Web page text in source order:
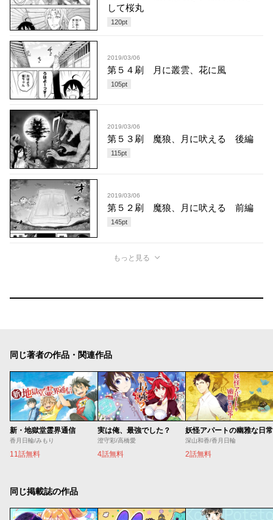
して桜丸
120pt
2019/03/06
第５４刷 月に叢雲、花に風
105pt
2019/03/06
第５３刷 魔狼、月に吠える 後編
115pt
2019/03/06
第５２刷 魔狼、月に吠える 前編
145pt
もっと見る
同じ著者の作品・関連作品
新・地獄堂霊界通信
香月日輪/みもり
11話無料
実は俺、最強でした？
澄守彩/高橋愛
4話無料
妖怪アパートの幽雅な日常
深山和香/香月日輪
2話無料
同じ掲載誌の作品